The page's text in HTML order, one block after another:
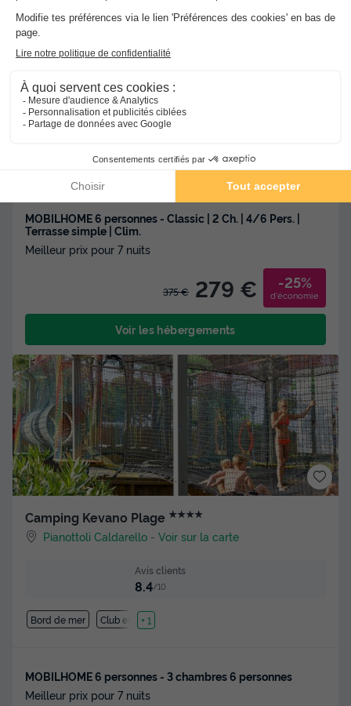
Camping Acqua E Sole★★★★
Avis TripAdvisor
600 avis
Avis clients
Bord de mer
+ 2
MOBILHOME 6 personnes - Classic | 2 Ch. | 4/6 Pers. |
Terrasse simple | Clim.
Meilleur prix pour 7 nuits
375 € 279 € -25%
d'économie
Voir les hébergements
Camping Kevano Plage ★★★★
Pianottoli Caldarello -Voir sur la carte
Avis clients
8.4/10
Bord de mer Club enfant
+ 1
MOBILHOME 6 personnes - 3 chambres 6 personnes
Meilleur prix pour 7 nuits